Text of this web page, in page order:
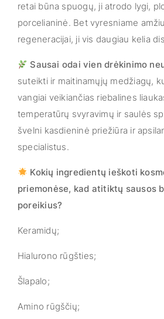
retai būna spuogų, ji atrodo lygi,
porcelianinė. Bet vyresniame
regeneracijai, ji vis daugiau kelia
Sausai odai vien drėkinimo
suteikti ir maitinamųjų medžiagų,
vangiai veikiančias riebalines
temperatūrų svyravimų ir saulės
švelni kasdieninė priežiūra ir
specialistus.
Kokių ingredientų ieškoti
priemonėse, kad atitiktų sausos
poreikius?
Keramidų;
Hialurono rūgšties;
Šlapalo;
Amino rūgščių;